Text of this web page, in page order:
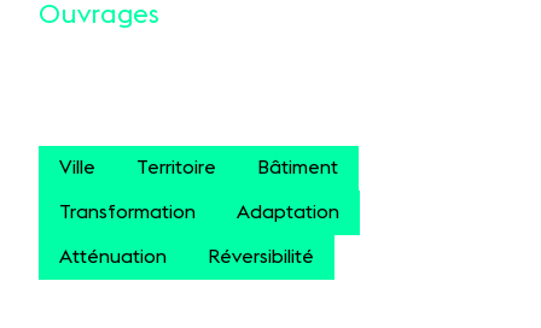
Ouvrages
Ville Territoire Bâtiment
Transformation Adaptation
Atténuation Réversibilité